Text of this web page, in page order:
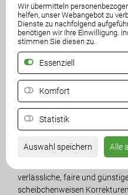
Wir übermitteln
helfen, unser Webangebot zu
Dienste zu nachfolgend
benötigen wir Ihre Einwilligung.
stimmen Sie diesen zu.
Essenziell
Komfort
Statistik
Auswahl speichern Alle
eine kleine Korrektur auf
fairen und günstigen
entfernt. Dass die SPÖ-
untätig zuschaut, ist ein
beschämend und ein
Eigentümervertreter sowie
aufgrund der Klagen der
erfolgt“, so Angerer.
Das Land Kärnten ist
längst für eine echte
kassiert die rot-schwarze
Rekordgewinnen mit und
verlässliche, faire und
scheibchenweisen